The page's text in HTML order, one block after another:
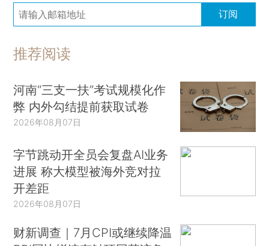
订阅
推荐阅读
河南“三支一扶”考试规模化作
弊 内外勾结提前获取试卷
2026年08月07日
字节跳动开全员会复盘AI业务
进展 称大模型被海外竞对拉
开差距
2026年08月07日
财新调查｜7月CPI或继续降温